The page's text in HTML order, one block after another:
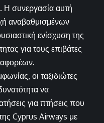
συνεργασία αυτή
αναβαθμισμένων
ενίσχυση της
για τους επιβάτες
οι ταξιδιώτες
να
για πτήσεις που
Cyprus Airways με